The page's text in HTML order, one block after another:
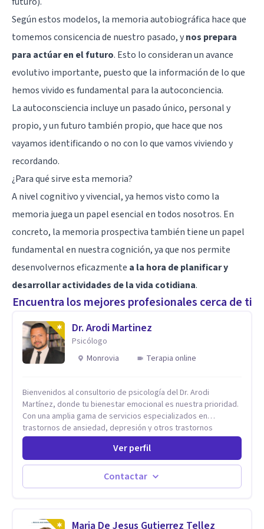
Según estos modelos, la memoria autobiográfica hace que
tomemos consicencia de nuestro pasado, ynos prepara
para actúar en el futuro. Esto lo consideran un avance
evolutivo importante, puesto que la información de lo que
hemos vivido es fundamental para la autoconciencia.
La autoconsciencia incluye un pasado único, personal y
propio, y un futuro también propio, que hace que nos
vayamos identificando o no con lo que vamos viviendo y
recordando.
¿Para qué sirve esta memoria?
A nivel cognitivo y vivencial, ya hemos visto como la
memoria juega un papel esencial en todos nosotros. En
concreto, la memoria prospectiva también tiene un papel
fundamental en nuestra cognición, ya que nos permite
desenvolvernos eficazmente a la hora de planificar y
desarrollar actividades de la vida cotidiana.
Encuentra los mejores profesionales cerca de ti
Dr. Arodi Martinez
Psicólogo
Monrovia
Terapia online
Bienvenidos al consultorio de psicología del Dr. Arodi
Martínez, donde tu bienestar emocional es nuestra prioridad.
Con una amplia gama de servicios especializados en
trastornos de ansiedad, depresión y otros trastornos
emocionales, estamos dedicados a ofrecerte el mejor
tratamiento para mejorar tu salud mental. En nuestro
consultorio, ofrecemos una variedad de terapias y
tratamientos diseñados para satisfacer tus necesidades
específicas: Terapia para Trastornos de Ansiedad y
para ayudarte a recuperar tu bienestar emocional. Terapia
Ver perfil
Contactar
Maria De Jesus Gutierrez Tellez